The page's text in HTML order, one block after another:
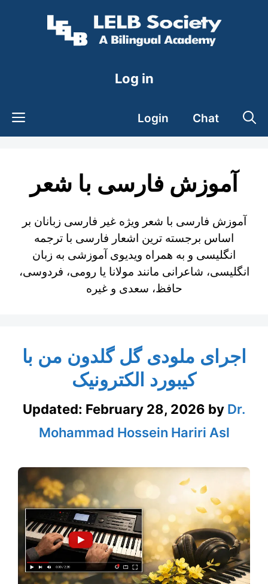
Log in
Login Chat
آموزش فارسی با شعر
آموزش فارسی با شعر ویژه غیر فارسی زبانان بر
اساس برجسته ترین اشعار فارسی با ترجمه
انگلیسی و به همراه ویدیوی آموزشی به زبان
انگلیسی، شاعرانی مانند مولانا یا رومی، فردوسی،
حافظ، سعدی و غیره
اجرای ملودی گل گلدون من با
کیبورد الکترونیک
Updated: February 28, 2026 by Dr.
Mohammad Hossein Hariri Asl